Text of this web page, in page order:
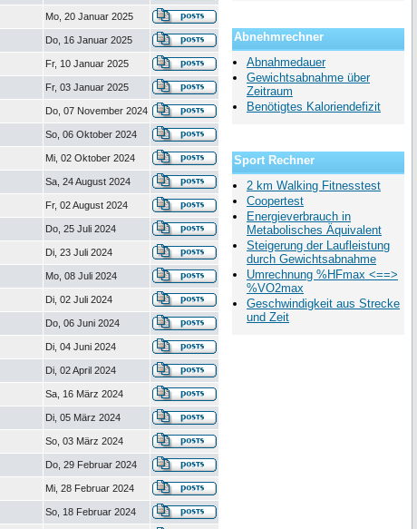
Mo, 20 Januar 2025
Do, 16 Januar 2025
Fr, 10 Januar 2025
Fr, 03 Januar 2025
Do, 07 November 2024
So, 06 Oktober 2024
Mi, 02 Oktober 2024
Sa, 24 August 2024
Fr, 02 August 2024
Do, 25 Juli 2024
Di, 23 Juli 2024
Mo, 08 Juli 2024
Di, 02 Juli 2024
Do, 06 Juni 2024
Di, 04 Juni 2024
Di, 02 April 2024
Sa, 16 März 2024
Di, 05 März 2024
So, 03 März 2024
Do, 29 Februar 2024
Mi, 28 Februar 2024
So, 18 Februar 2024
Abnehmrechner
Abnahmedauer
Gewichtsabnahme über
Zeitraum
Benötigtes Kaloriendefizit
Sport Rechner
2 km Walking Fitnesstest
Coopertest
Energieverbrauch in
Metabolisches Äquivalent
Steigerung der Laufleistung
durch Gewichtsabnahme
Umrechnung %HFmax <==>
%VO2max
Geschwindigkeit aus Strecke
und Zeit